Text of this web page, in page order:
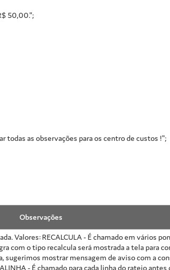
50,00.";
todas as observações para os centro de custos !";
Observações
Valores: RECALCULA - É chamado em vários
com o tipo recalcula será mostrada a tela para
mostrar mensagem de aviso com a
- É chamado para cada linha do rateio